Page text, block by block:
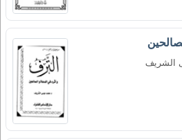
الشريف